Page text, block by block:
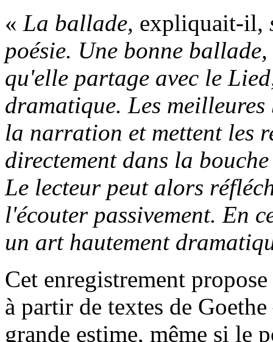
« La ballade, expliquait-il,
poésie. Une bonne
qu'elle partage avec le
dramatique. Les
la narration et mettent les
directement dans la
Le lecteur peut alors
l'écouter passivement. En
un art hautement
Cet enregistrement
à partir de textes de
grande estime, même si le